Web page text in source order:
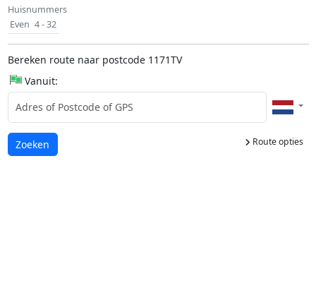
Huisnummers
Even 4 - 32
Bereken route naar postcode 1171TV
Vanuit:
Route opties
Laden...
Zoeken